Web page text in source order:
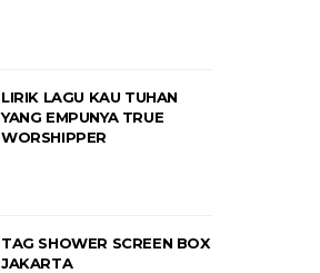
LIRIK LAGU KAU TUHAN
YANG EMPUNYA TRUE
WORSHIPPER
TAG SHOWER SCREEN BOX
JAKARTA